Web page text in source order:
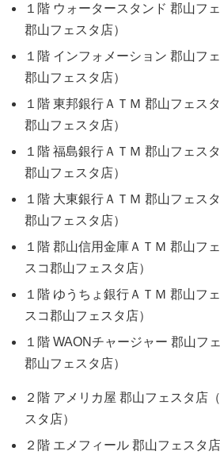
１階 ウォータースタンド 郡山フ
郡山フェスタ店）
１階 インフォメーション 郡山フ
郡山フェスタ店）
１階 東邦銀行ＡＴＭ 郡山フェス
郡山フェスタ店）
１階 福島銀行ＡＴＭ 郡山フェス
郡山フェスタ店）
１階 大東銀行ＡＴＭ 郡山フェス
郡山フェスタ店）
１階 郡山信用金庫ＡＴＭ 郡山フ
スコ郡山フェスタ店）
１階 ゆうちょ銀行ＡＴＭ 郡山フ
スコ郡山フェスタ店）
１階 WAONチャージャー 郡山フ
郡山フェスタ店）
２階 アメリカ屋 郡山フェスタ店
スタ店）
２階 エメフィール 郡山フェスタ